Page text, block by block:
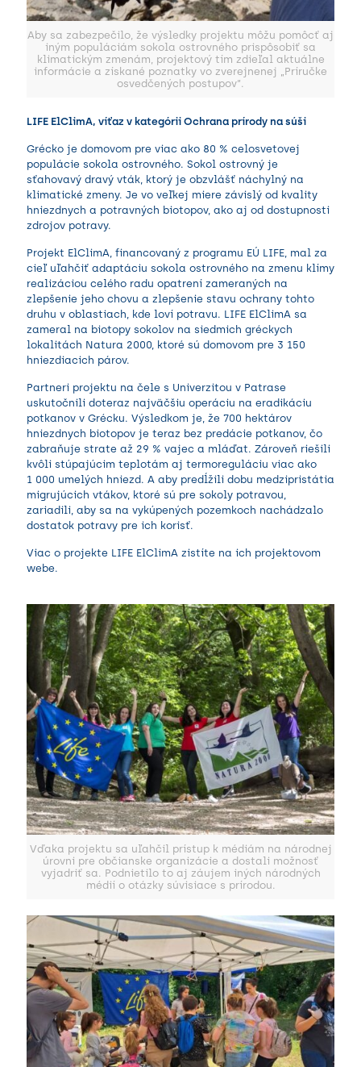
Aby sa zabezpečilo, že výsledky projektu môžu pomôcť aj
iným populáciám sokola ostrovného prispôsobiť sa
klimatickým zmenám, projektový tím zdieľal aktuálne
informácie a získané poznatky vo zverejnenej „Príručke
osvedčených postupov“.
LIFE ElClimA, víťaz v kategórii Ochrana prírody na súši
Grécko je domovom pre viac ako 80 % celosvetovej
populácie sokola ostrovného. Sokol ostrovný je
sťahovavý dravý vták, ktorý je obzvlášť náchylný na
klimatické zmeny. Je vo veľkej miere závislý od kvality
hniezdnych a potravných biotopov, ako aj od dostupnosti
zdrojov potravy.
Projekt ElClimA, financovaný z programu EÚ LIFE, mal za
cieľ uľahčiť adaptáciu sokola ostrovného na zmenu klímy
realizáciou celého radu opatrení zameraných na
zlepšenie jeho chovu a zlepšenie stavu ochrany tohto
druhu v oblastiach, kde loví potravu. LIFE ElClimA sa
zameral na biotopy sokolov na siedmich gréckych
lokalitách Natura 2000, ktoré sú domovom pre 3 150
hniezdiacich párov.
Partneri projektu na čele s Univerzitou v Patrase
uskutočnili doteraz najväčšiu operáciu na eradikáciu
potkanov v Grécku. Výsledkom je, že 700 hektárov
hniezdnych biotopov je teraz bez predácie potkanov, čo
zabraňuje strate až 29 % vajec a mláďat. Zároveň riešili
kvôli stúpajúcim teplotám aj termoreguláciu viac ako
1 000 umelých hniezd. A aby predĺžili dobu medzipristátia
migrujúcich vtákov, ktoré sú pre sokoly potravou,
zariadili, aby sa na vykúpených pozemkoch nachádzalo
dostatok potravy pre ich korisť.
Viac o projekte LIFE ElClimA zistíte na ich projektovom
webe.
Vďaka projektu sa uľahčil prístup k médiám na národnej
úrovni pre občianske organizácie a dostali možnosť
vyjadriť sa. Podnietilo to aj záujem iných národných
médií o otázky súvisiace s prírodou.